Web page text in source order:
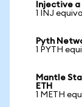
Injective a
1 INJ
Pyth
1 PYTH
Mantle
ETH
1 METH